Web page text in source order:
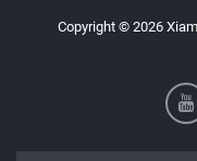
Copyright © 2026